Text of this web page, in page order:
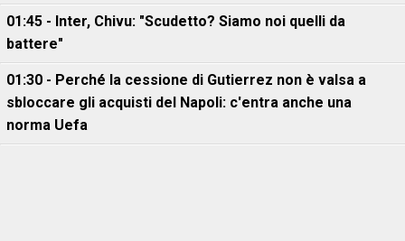
01:45 - Inter, Chivu: "Scudetto? Siamo noi quelli da
battere"
01:30 - Perché la cessione di Gutierrez non è valsa a
sbloccare gli acquisti del Napoli: c'entra anche una
norma Uefa